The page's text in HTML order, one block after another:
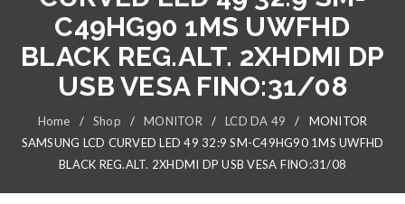
C49HG90 1MS UWFHD
BLACK REG.ALT. 2XHDMI DP
USB VESA FINO:31/08
Home / Shop / MONITOR / LCD DA 49 /
MONITOR
SAMSUNG LCD CURVED LED 49 32:9 SM-C49HG90 1MS UWFHD
BLACK REG.ALT. 2XHDMI DP USB VESA FINO:31/08